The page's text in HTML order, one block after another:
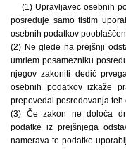
(1) Upravljavec osebnih
posreduje samo tistim
osebnih podatkov
(2) Ne glede na prejšnji
umrlem posamezniku
njegov zakoniti dedič
osebnih podatkov izkaže
prepovedal posredovanja teh
(3) Če zakon ne določa
podatke iz prejšnjega
namerava te podatke